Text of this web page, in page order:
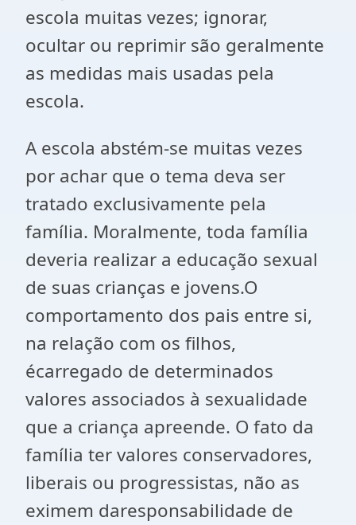
escola muitas vezes; ignorar,
ocultar ou reprimir são geralmente
as medidas mais usadas pela
escola.
A escola abstém-se muitas vezes
por achar que o tema deva ser
tratado exclusivamente pela
família. Moralmente, toda família
deveria realizar a educação sexual
de suas crianças e jovens.O
comportamento dos pais entre si,
na relação com os filhos,
écarregado de determinados
valores associados à sexualidade
que a criança apreende. O fato da
família ter valores conservadores,
liberais ou progressistas, não as
eximem daresponsabilidade de